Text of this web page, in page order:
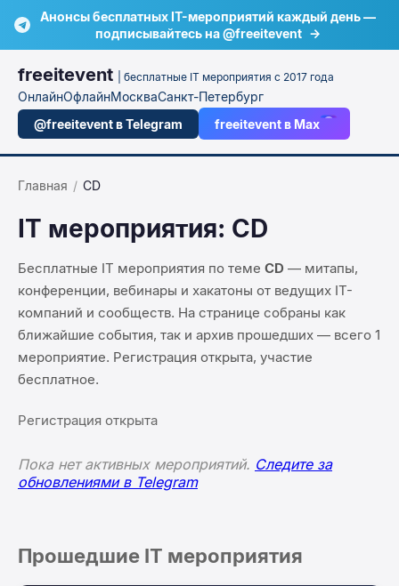
Анонсы бесплатных IT-мероприятий каждый день —
подписывайтесь на @freeitevent →
freeitevent | бесплатные IT мероприятия с 2017 года
ОнлайнОфлайнМоскваСанкт-Петербург
@freeitevent в Telegram
freeitevent в Max
Главная / CD
IT мероприятия: CD
Бесплатные IT мероприятия по теме CD — митапы,
конференции, вебинары и хакатоны от ведущих IT-
компаний и сообществ. На странице собраны как
ближайшие события, так и архив прошедших — всего 1
мероприятие. Регистрация открыта, участие
бесплатное.
Регистрация открыта
Пока нет активных мероприятий. Следите за
обновлениями в Telegram
Прошедшие IT мероприятия